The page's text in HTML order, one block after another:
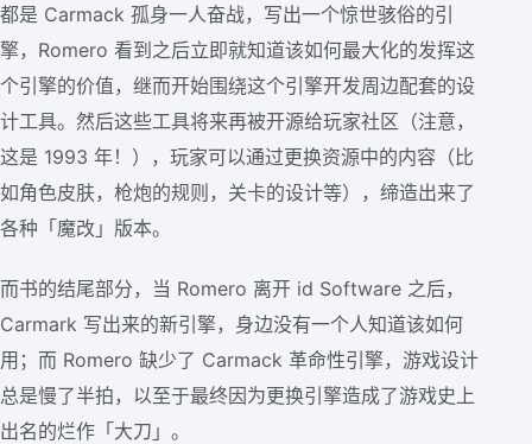
都是 Carmack 孤身一人奋战，写出一个惊世骇俗的引
擎，Romero 看到之后立即就知道该如何最大化的发挥这
个引擎的价值，继而开始围绕这个引擎开发周边配套的设
计工具。然后这些工具将来再被开源给玩家社区（注意，
这是 1993 年！），玩家可以通过更换资源中的内容（比
如角色皮肤，枪炮的规则，关卡的设计等），缔造出来了
各种「魔改」版本。
而书的结尾部分，当 Romero 离开 id Software 之后，
Carmark 写出来的新引擎，身边没有一个人知道该如何
用；而 Romero 缺少了 Carmack 革命性引擎，游戏设计
总是慢了半拍，以至于最终因为更换引擎造成了游戏史上
出名的烂作「大刀」。